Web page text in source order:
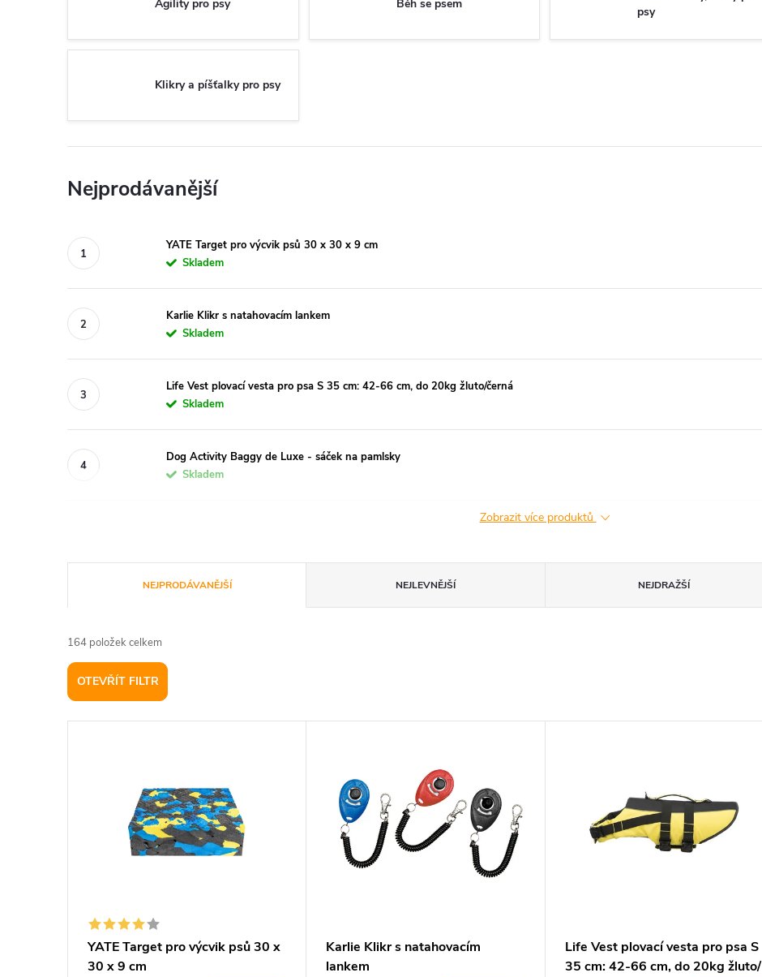
Agility pro psy Běh se psem
psy
Klikry a píšťalky pro psy
Nejprodávanější
YATE Target pro výcvik psů 30 x 30 x 9 cm
Skladem
Karlie Klikr s natahovacím lankem
Skladem
Life Vest plovací vesta pro psa S 35 cm: 42-66 cm, do 20kg žluto/černá
Skladem
Dog Activity Baggy de Luxe - sáček na pamlsky
Skladem
Zobrazit více produktů
a
z
e
NEJPRODÁVANĚJŠÍ NEJLEVNĚJŠÍ NEJDRAŽŠÍ
164 položek celkem
OTEVŘÍT FILTR
YATE Target pro výcvik psů 30 x
30 x 9 cm
Karlie Klikr s natahovacím
lankem
Life Vest plovací vesta pro psa S
35 cm: 42-66 cm, do 20kg žluto/